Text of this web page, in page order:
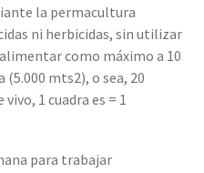
la permacultura
ni herbicidas, sin utilizar
como máximo a 10
(5.000 mts2), o sea, 20
1 cuadra es = 1
para trabajar